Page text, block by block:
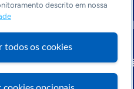
Sobre a ASN
& Política
o Portal Sebrae
descrito em nossa
todos os cookies